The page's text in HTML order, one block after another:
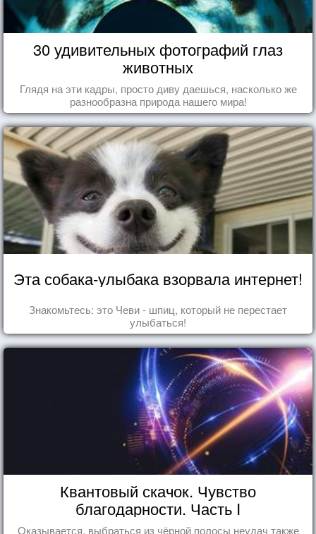
30 удивительных фотографий глаз
животных
Глядя на эти кадры, просто диву даешься, насколько же
разнообразна природа нашего мира!
Эта собака-улыбака взорвала интернет!
Знакомьтесь: это Чеви - шпиц, который не перестает
улыбаться!
Квантовый скачок. Чувство
благодарности. Часть I
Оказывается, выбраться из чёрной полосы неудач также